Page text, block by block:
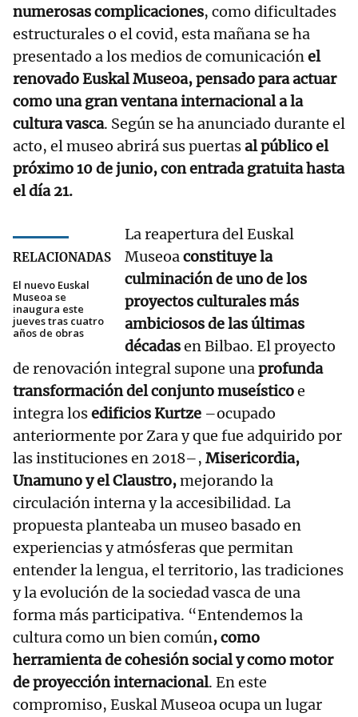
numerosas complicaciones, como dificultades
estructurales o el covid, esta mañana se ha
presentado a los medios de comunicaciónel
renovado Euskal Museoa, pensado para actuar
como una gran ventana internacional a la
cultura vasca. Según se ha anunciado durante el
acto, el museo abrirá sus puertasal público el
próximo 10 de junio, con entrada gratuita hasta
el día 21.
RELACIONADAS
El nuevo Euskal
Museoa se
inaugura este
jueves tras cuatro
años de obras
La reapertura del Euskal
Museoaconstituye la
culminación de uno de los
proyectos culturales más
ambiciosos de las últimas
décadasen Bilbao. El proyecto
de renovación integral supone unaprofunda
transformación del conjunto museísticoe
integra losedificios Kurtze –ocupado
anteriormente por Zara y que fue adquirido por
las instituciones en 2018–, Misericordia,
Unamuno y el Claustro,mejorando la
circulación interna y la accesibilidad. La
propuesta planteaba un museo basado en
experiencias y atmósferas que permitan
entender la lengua, el territorio, las tradiciones
y la evolución de la sociedad vasca de una
forma más participativa. “Entendemos la
cultura como un bien común, como
herramienta de cohesión social y como motor
de proyección internacional. En este
compromiso, Euskal Museoa ocupa un lugar